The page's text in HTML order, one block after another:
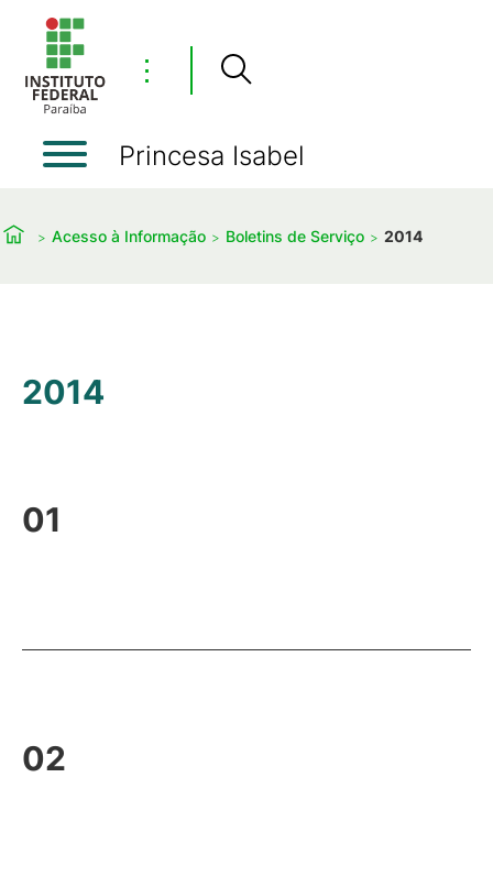
⋮
Princesa Isabel
Acesso à Informação Boletins de Serviço 2014
2014
01
02